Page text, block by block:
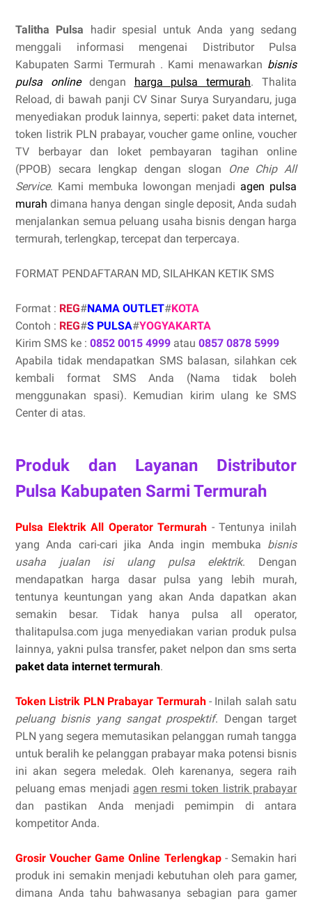
Talitha Pulsa hadir spesial untuk Anda yang sedang
menggali informasi mengenai Distributor Pulsa
Kabupaten Sarmi Termurah . Kami menawarkan bisnis
pulsa onlinedengan harga pulsa termurah. Thalita
Reload, di bawah panji CV Sinar Surya Suryandaru, juga
menyediakan produk lainnya, seperti: paket data internet,
token listrik PLN prabayar, voucher game online, voucher
TV berbayar dan loket pembayaran tagihan online
(PPOB) secara lengkap dengan slogan
One Chip All
Service. Kami membuka lowongan menjadi agen pulsa
murah dimana hanya dengan single deposit, Anda sudah
menjalankan semua peluang usaha bisnis dengan harga
termurah, terlengkap, tercepat dan terpercaya.
FORMAT PENDAFTARAN MD, SILAHKAN KETIK SMS
Format : REG#NAMA OUTLET#KOTA
Contoh : REG#S PULSA#YOGYAKARTA
Kirim SMS ke : 0852 0015 4999 atau 0857 0878 5999
Apabila tidak mendapatkan SMS balasan, silahkan cek
kembali format SMS Anda (Nama tidak boleh
menggunakan spasi). Kemudian kirim ulang ke SMS
Center di atas.
Produk dan Layanan Distributor
Pulsa Kabupaten Sarmi Termurah
Pulsa Elektrik All Operator Termurah - Tentunya inilah
yang Anda cari-cari jika Anda ingin membuka bisnis
usaha jualan isi ulang pulsa elektrik. Dengan
mendapatkan harga dasar pulsa yang lebih murah,
tentunya keuntungan yang akan Anda dapatkan akan
semakin besar. Tidak hanya pulsa all operator,
thalitapulsa.com juga menyediakan varian produk pulsa
lainnya, yakni pulsa transfer, paket nelpon dan sms serta
paket data internet termurah.
Token Listrik PLN Prabayar Termurah- Inilah salah satu
peluang bisnis yang sangat prospektif. Dengan target
PLN yang segera memutasikan pelanggan rumah tangga
untuk beralih ke pelanggan prabayar maka potensi bisnis
ini akan segera meledak. Oleh karenanya, segera raih
peluang emas menjadi agen resmi token listrik prabayar
dan pastikan Anda menjadi pemimpin di antara
kompetitor Anda.
Grosir Voucher Game Online Terlengkap- Semakin hari
produk ini semakin menjadi kebutuhan oleh para gamer,
dimana Anda tahu bahwasanya sebagian para gamer